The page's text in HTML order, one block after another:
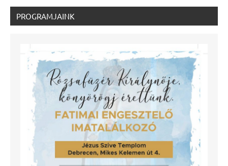
PROGRAMJAINK